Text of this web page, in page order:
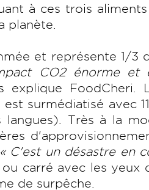
à ces trois
planète.
et représente 1/3
CO2 énorme et
explique FoodCheri.
surmédiatisé avec
Très à la
« C'est un désastre en
carré avec les yeux
de surpêche.